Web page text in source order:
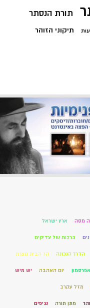
תורת הנסתר
תיקוני הזוהר
מסה ארץ ישראל
ברכות של צדיקים
הדרך הנכונה הר הבית מצגת
יום האהבה יש מיש
מזל עקרב
מתן תורה נגיפים